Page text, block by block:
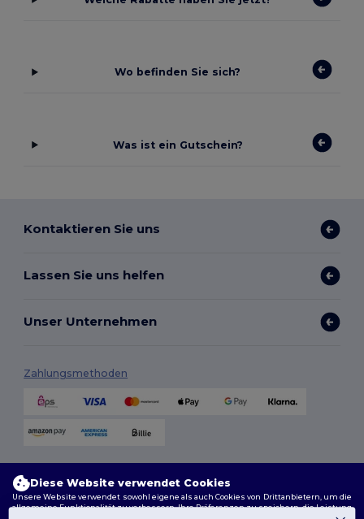
Wo befinden Sie sich?
Was ist ein Gutschein?
Kontaktieren Sie uns
Lassen Sie uns helfen
Unser Unternehmen
Zahlungsmethoden
Diese Website verwendet Cookies
Unsere Website verwendet sowohl eigene als auch Cookies von Drittanbietern, um die
allgemeine Funktionalität zu verbessern, Ihre Präferenzen zu speichern, die Leistung